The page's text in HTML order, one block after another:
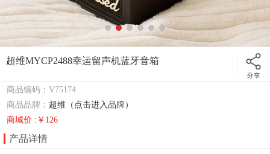
超维MYCP2488幸运留声机蓝牙音箱
商品编码：V75174
商品品牌： 超维（点击进入品牌）
商城价 :￥126
产品详情